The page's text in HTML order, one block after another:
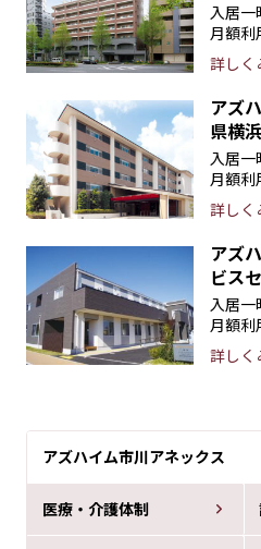
アズハイム市川アネックス
医療・介護体制
入居一
月額利
詳しく
アズ
県横浜
入居一
月額利
詳しく
アズ
ビス
入居一
月額利
詳しく